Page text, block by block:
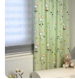
Educatief (23)
Fotogordijnen
Maritiem (31)
Prinsessen(22)
Ridders en piraten